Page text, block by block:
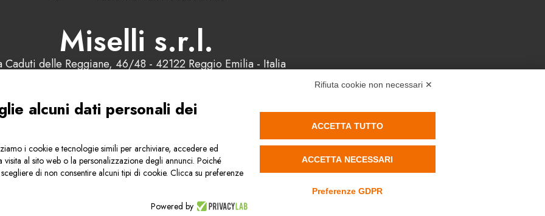
Miselli s.r.l.
Caduti delle Reggiane, 46/48 - 42122 Reggio Emilia - Italia
& Cookie Policy Politica della qualità
Rifiuta cookie non necessari ✕
alcuni dati personali dei
i cookie e tecnologie simili per archiviare, accedere ed
al sito web o la personalizzazione degli annunci. Poiché
di non consentire alcuni tipi di cookie. Clicca su preferenze
Powered by
ACCETTA TUTTO
ACCETTA NECESSARI
Preferenze GDPR